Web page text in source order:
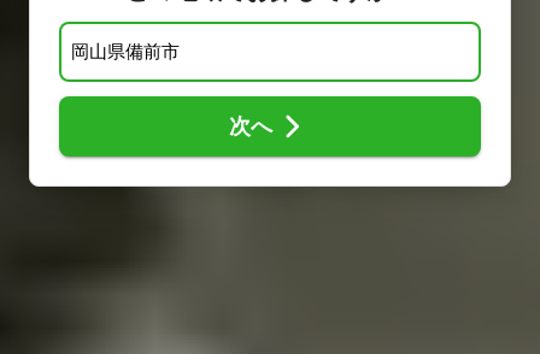
次へ